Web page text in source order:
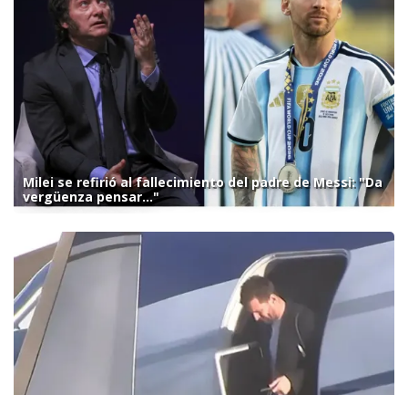
Milei se refirió al fallecimiento del padre de Messi: "Da
vergüenza pensar..."